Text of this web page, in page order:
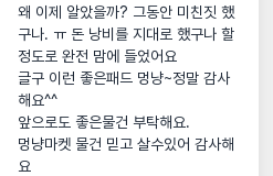
왜 이제 알았을까? 그동안 미친짓 했
구나. ㅠ 돈 낭비를 지대로 했구나 할
정도로 완전 맘에 들었어요
글구 이런 좋은패드 멍냥~정말 감사
해요^^
앞으로도 좋은물건 부탁해요.
멍냥마켓 물건 믿고 살수있어 감사해
요